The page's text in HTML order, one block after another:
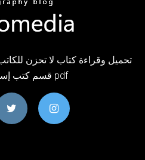
تحميل وقراءة كتاب لا تحزن
قسم كتب إسلامية - كتب pdf